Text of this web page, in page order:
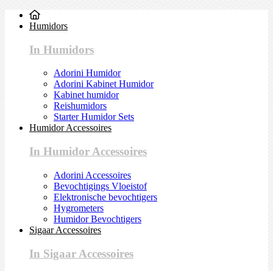
Humidors
In Humidors
Adorini Humidor
Adorini Kabinet Humidor
Kabinet humidor
Reishumidors
Starter Humidor Sets
Humidor Accessoires
In Humidor Accessoires
Adorini Accessoires
Bevochtigings Vloeistof
Elektronische bevochtigers
Hygrometers
Humidor Bevochtigers
Sigaar Accessoires
In Sigaar Accessoires